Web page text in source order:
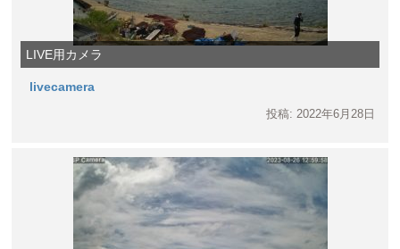
LIVE用カメラ
livecamera
投稿: 2022年6月28日